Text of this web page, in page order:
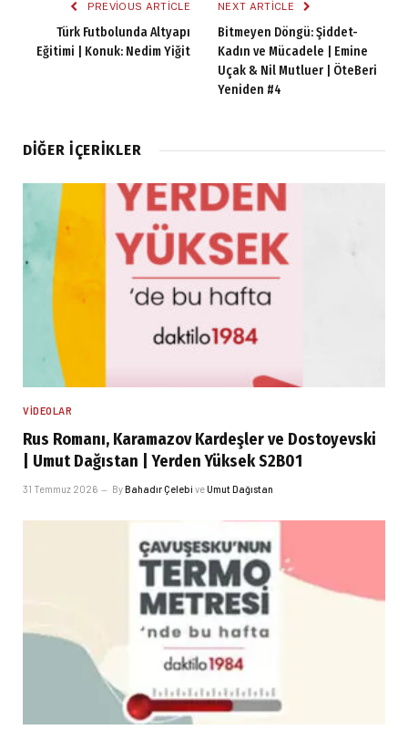
PREVIOUS ARTICLE
Türk Futbolunda Altyapı
Eğitimi | Konuk: Nedim Yiğit
NEXT ARTICLE
Bitmeyen Döngü: Şiddet-
Kadın ve Mücadele | Emine
Uçak & Nil Mutluer | ÖteBeri
Yeniden #4
DIĞER İÇERIKLER
VIDEOLAR
Rus Romanı, Karamazov Kardeşler ve Dostoyevski
| Umut Dağıstan | Yerden Yüksek S2B01
31 Temmuz 2026 ByBahadır Çelebi veUmut Dağıstan